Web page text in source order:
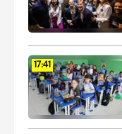
17:41